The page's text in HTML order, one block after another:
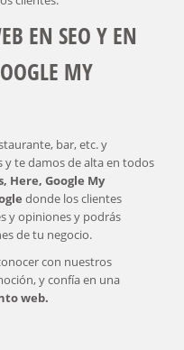
EN SEO Y EN
MY
bar, etc. y
y te damos de alta en todos
Here, Google My
donde los clientes
y opiniones y podrás
de tu negocio.
con nuestros
y confía en una
web.